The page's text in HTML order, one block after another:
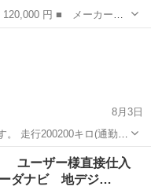
ード名： Ｌ ブラック
■ ドア枚数： 5D ■
8月3日
走行200200キロ(通勤に
クーラーの効きが悪いで
クーラー以外は調子良く走
ユーザー様直接仕入
ダナビ 地デジ…